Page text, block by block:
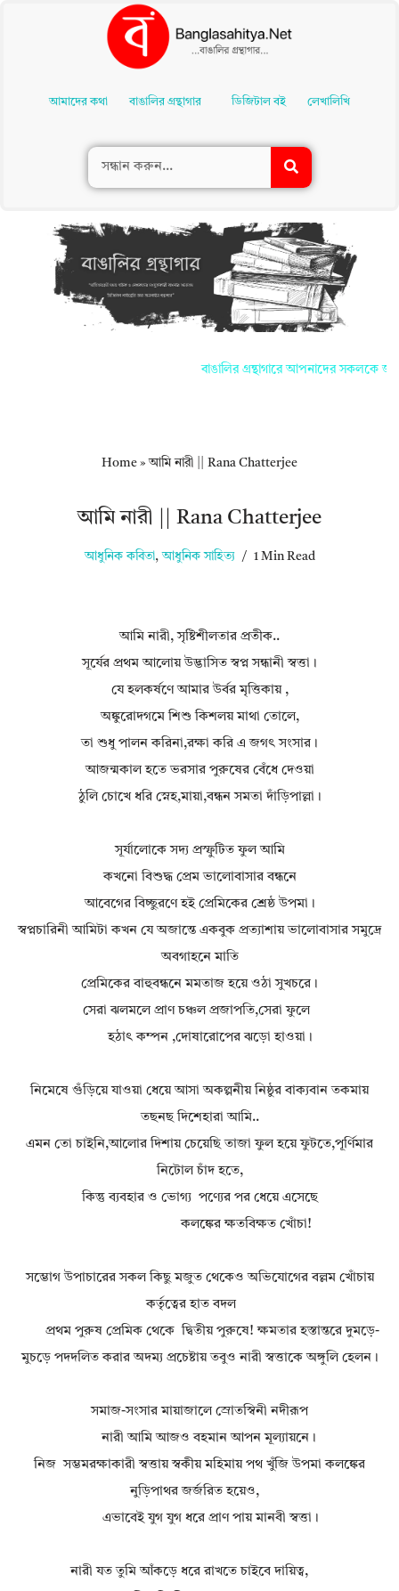
Contentআমাদের কথা বাঙালির গ্রন্থাগার ডিজিটাল বই লেখালিখি
বাঙালির গ্রন্থাগারে আপনাদের সকলকে জানাই
Home »আমি নারী || Rana Chatterjee
আমি নারী || Rana Chatterjee
আধুনিক কবিতা, আধুনিক সাহিত্য 1 Min Read
আমি নারী, সৃষ্টিশীলতার প্রতীক..
সূর্যের প্রথম আলোয় উদ্ভাসিত স্বপ্ন সন্ধানী স্বত্তা।
যে হলকর্ষণে আমার উর্বর মৃত্তিকায় ,
অঙ্কুরোদগমে শিশু কিশলয় মাথা তোলে,
তা শুধু পালন করিনা,রক্ষা করি এ জগৎ সংসার।
আজন্মকাল হতে ভরসার পুরুষের বেঁধে দেওয়া
ঠুলি চোখে ধরি স্নেহ,মায়া,বন্ধন সমতা দাঁড়িপাল্লা।
সূর্যালোকে সদ্য প্রস্ফুটিত ফুল আমি
কখনো বিশুদ্ধ প্রেম ভালোবাসার বন্ধনে
আবেগের বিচ্ছুরণে হই প্রেমিকের শ্রেষ্ঠ উপমা।
স্বপ্নচারিনী আমিটা কখন যে অজান্তে একবুক প্রত্যাশায় ভালোবাসার সমুদ্রে
অবগাহনে মাতি
প্রেমিকের বাহুবন্ধনে মমতাজ হয়ে ওঠা সুখচরে।
সেরা ঝলমলে প্রাণ চঞ্চল প্রজাপতি,সেরা ফুলে
হঠাৎ কম্পন ,দোষারোপের ঝড়ো হাওয়া।
নিমেষে গুঁড়িয়ে যাওয়া ধেয়ে আসা অকল্পনীয় নিষ্ঠুর বাক্যবান তকমায়
তছনছ দিশেহারা আমি..
এমন তো চাইনি,আলোর দিশায় চেয়েছি তাজা ফুল হয়ে ফুটতে,পূর্ণিমার
নিটোল চাঁদ হতে,
কিন্তু ব্যবহার ও ভোগ্য পণ্যের পর ধেয়ে এসেছে
কলঙ্কের ক্ষতবিক্ষত খোঁচা!
সম্ভোগ উপাচারের সকল কিছু মজুত থেকেও অভিযোগের বল্লম খোঁচায়
কর্তৃত্বের হাত বদল
প্রথম পুরুষ প্রেমিক থেকে দ্বিতীয় পুরুষে! ক্ষমতার হস্তান্তরে দুমড়ে-
মুচড়ে পদদলিত করার অদম্য প্রচেষ্টায় তবুও নারী স্বত্তাকে অঙ্গুলি হেলন।
সমাজ-সংসার মায়াজালে স্রোতস্বিনী নদীরূপ
নারী আমি আজও বহমান আপন মূল্যায়নে।
নিজ সম্ভমরক্ষাকারী স্বত্তায় স্বকীয় মহিমায় পথ খুঁজি উপমা কলঙ্কের
নুড়িপাথর জর্জরিত হয়েও,
এভাবেই যুগ যুগ ধরে প্রাণ পায় মানবী স্বত্তা।
নারী যত তুমি আঁকড়ে ধরে রাখতে চাইবে দায়িত্ব,